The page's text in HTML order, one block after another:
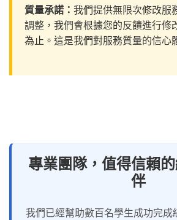
質量承諾： 我們提供無限次修改服
調整，我們會根據您的反饋進行修
為止。這是我們對服務質量的信心
專業團隊，值得信賴
伴
我們已經幫助數百名學生成功完成